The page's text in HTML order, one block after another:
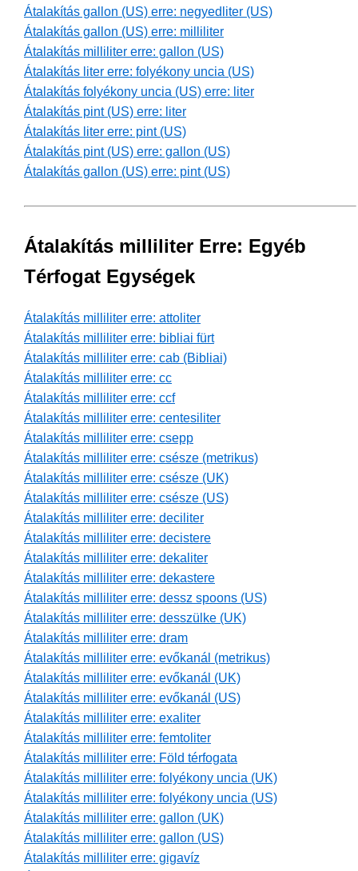
Átalakítás gallon (US) erre: negyedliter (US)
Átalakítás gallon (US) erre: milliliter
Átalakítás milliliter erre: gallon (US)
Átalakítás liter erre: folyékony uncia (US)
Átalakítás folyékony uncia (US) erre: liter
Átalakítás pint (US) erre: liter
Átalakítás liter erre: pint (US)
Átalakítás pint (US) erre: gallon (US)
Átalakítás gallon (US) erre: pint (US)
Átalakítás milliliter Erre: Egyéb
Térfogat Egységek
Átalakítás milliliter erre: attoliter
Átalakítás milliliter erre: bibliai fürt
Átalakítás milliliter erre: cab (Bibliai)
Átalakítás milliliter erre: cc
Átalakítás milliliter erre: ccf
Átalakítás milliliter erre: centesiliter
Átalakítás milliliter erre: csepp
Átalakítás milliliter erre: csésze (metrikus)
Átalakítás milliliter erre: csésze (UK)
Átalakítás milliliter erre: csésze (US)
Átalakítás milliliter erre: deciliter
Átalakítás milliliter erre: decistere
Átalakítás milliliter erre: dekaliter
Átalakítás milliliter erre: dekastere
Átalakítás milliliter erre: dessz spoons (US)
Átalakítás milliliter erre: desszülke (UK)
Átalakítás milliliter erre: dram
Átalakítás milliliter erre: evőkanál (metrikus)
Átalakítás milliliter erre: evőkanál (UK)
Átalakítás milliliter erre: evőkanál (US)
Átalakítás milliliter erre: exaliter
Átalakítás milliliter erre: femtoliter
Átalakítás milliliter erre: Föld térfogata
Átalakítás milliliter erre: folyékony uncia (UK)
Átalakítás milliliter erre: folyékony uncia (US)
Átalakítás milliliter erre: gallon (UK)
Átalakítás milliliter erre: gallon (US)
Átalakítás milliliter erre: gigavíz